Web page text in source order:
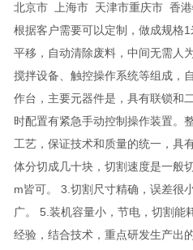
北京市 上海市 天津市重庆市 香
根据客户需要可以定制，做成规格
平移，自动清除废料，中间无需人
搅拌设备、触控操作系统等组成，
作台，主要元器件是，具有联锁和
时配置有紧急手动控制操作装置。
工艺，保证技术和质量的统一，具
体分切成几十块，切割速度是一般
m皆可。 3.切割尺寸精确，误差很
广。 5.装机容量小，节电，切割能
经验，结合技术，重点研发生产出